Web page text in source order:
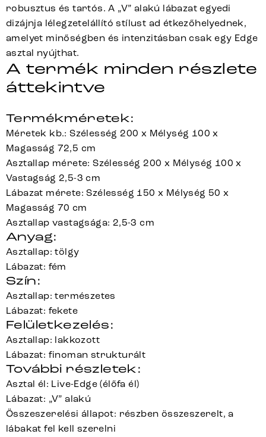
robusztus és tartós. A „V” alakú lábazat egyedi
dizájnja lélegzetelállító stílust ad étkezőhelyednek,
amelyet minőségben és intenzitásban csak egy Edge
asztal nyújthat.
A termék minden részlete
áttekintve
Termékméretek:
Méretek kb.: Szélesség 200 x Mélység 100 x
Magasság 72,5 cm
Asztallap mérete: Szélesség 200 x Mélység 100 x
Vastagság 2,5-3 cm
Lábazat mérete: Szélesség 150 x Mélység 50 x
Magasság 70 cm
Asztallap vastagsága: 2,5-3 cm
Anyag:
Asztallap: tölgy
Lábazat: fém
Szín:
Asztallap: természetes
Lábazat: fekete
Felületkezelés:
Asztallap: lakkozott
Lábazat: finoman strukturált
További részletek:
Asztal él: Live-Edge (élőfa él)
Lábazat: „V” alakú
Összeszerelési állapot: részben összeszerelt, a
lábakat fel kell szerelni